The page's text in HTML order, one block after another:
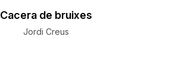
Cacera de bruixes
Jordi Creus